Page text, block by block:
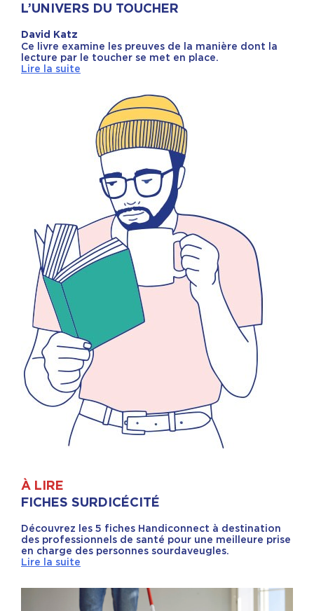
L’UNIVERS DU TOUCHER
David Katz
Ce livre examine les preuves de la manière dont la
lecture par le toucher se met en place.
Lire la suite
À LIRE
FICHES SURDICÉCITÉ
Découvrez les 5 fiches Handiconnect à destination
des professionnels de santé pour une meilleure prise
en charge des personnes sourdaveugles.
Lire la suite